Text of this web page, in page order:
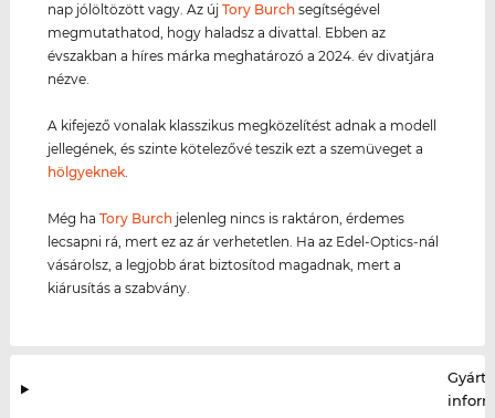
nap jólöltözött vagy. Az újTory Burch segítségével
megmutathatod, hogy haladsz a divattal. Ebben az
évszakban a híres márka meghatározó a 2024. év divatjára
nézve.
A kifejező vonalak klasszikus megközelítést adnak a modell
jellegének, és szinte kötelezővé teszik ezt a szemüveget a
hölgyeknek.
Még haTory Burch jelenleg nincs is raktáron, érdemes
lecsapni rá, mert ez az ár verhetetlen. Ha az Edel-Optics-nál
vásárolsz, a legjobb árat biztosítod magadnak, mert a
kiárusítás a szabvány.